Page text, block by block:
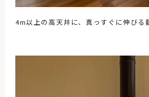
4m以上の高天井に、真っすぐに伸びる